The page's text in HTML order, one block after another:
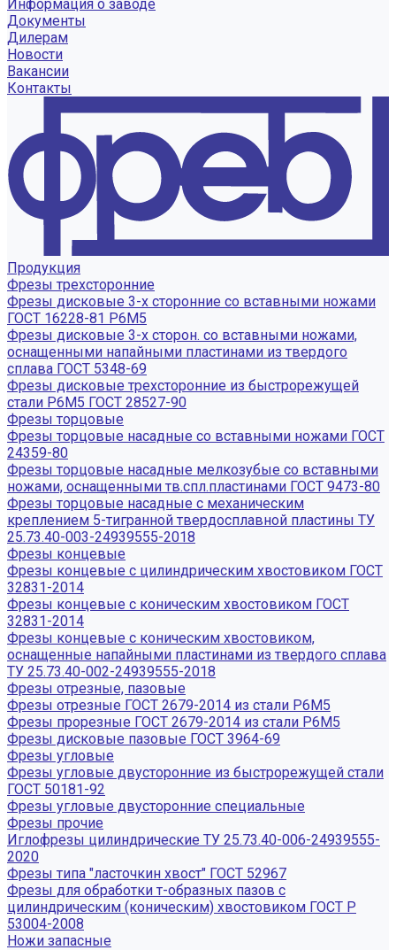
Информация о заводе
Документы
Дилерам
Новости
Вакансии
Контакты
Продукция
Фрезы трехсторонние
Фрезы дисковые 3-х сторонние со вставными ножами
ГОСТ 16228-81 Р6М5
Фрезы дисковые 3-х сторон. со вставными ножами,
оснащенными напайными пластинами из твердого
сплава ГОСТ 5348-69
Фрезы дисковые трехсторонние из быстрорежущей
стали Р6М5 ГОСТ 28527-90
Фрезы торцовые
Фрезы торцовые насадные со вставными ножами ГОСТ
24359-80
Фрезы торцовые насадные мелкозубые со вставными
ножами, оснащенными тв.спл.пластинами ГОСТ 9473-80
Фрезы торцовые насадные с механическим
креплением 5-тигранной твердосплавной пластины ТУ
25.73.40-003-24939555-2018
Фрезы концевые
Фрезы концевые с цилиндрическим хвостовиком ГОСТ
32831-2014
Фрезы концевые с коническим хвостовиком ГОСТ
32831-2014
Фрезы концевые с коническим хвостовиком,
оснащенные напайными пластинами из твердого сплава
ТУ 25.73.40-002-24939555-2018
Фрезы отрезные, пазовые
Фрезы отрезные ГОСТ 2679-2014 из стали Р6М5
Фрезы прорезные ГОСТ 2679-2014 из стали Р6М5
Фрезы дисковые пазовые ГОСТ 3964-69
Фрезы угловые
Фрезы угловые двусторонние из быстрорежущей стали
ГОСТ 50181-92
Фрезы угловые двусторонние специальные
Фрезы прочие
Иглофрезы цилиндрические ТУ 25.73.40-006-24939555-
2020
Фрезы типа "ласточкин хвост" ГОСТ 52967
Фрезы для обработки т-образных пазов с
цилиндрическим (коническим) хвостовиком ГОСТ Р
53004-2008
Ножи запасные